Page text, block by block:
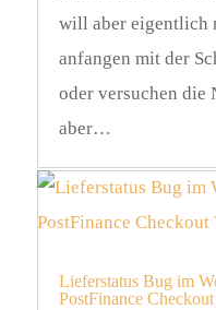
will aber eigentlich
anfangen mit der
oder versuchen die
aber…
Lieferstatus Bug im
PostFinance